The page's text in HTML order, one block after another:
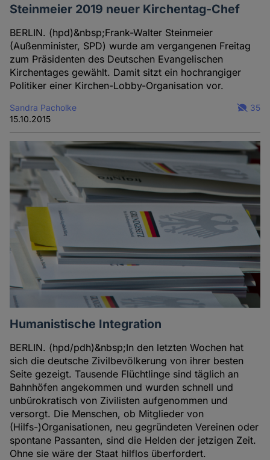
Steinmeier 2019 neuer Kirchentag-Chef
BERLIN. (hpd)&nbsp;Frank-Walter Steinmeier
(Außenminister, SPD) wurde am vergangenen Freitag
zum Präsidenten des Deutschen Evangelischen
Kirchentages gewählt. Damit sitzt ein hochrangiger
Politiker einer Kirchen-Lobby-Organisation vor.
Sandra Pacholke
15.10.2015
35
Humanistische Integration
BERLIN. (hpd/pdh)&nbsp;In den letzten Wochen hat
sich die deutsche Zivilbevölkerung von ihrer besten
Seite gezeigt. Tausende Flüchtlinge sind täglich an
Bahnhöfen angekommen und wurden schnell und
unbürokratisch von Zivilisten aufgenommen und
versorgt. Die Menschen, ob Mitglieder von
(Hilfs-)Organisationen, neu gegründeten Vereinen oder
spontane Passanten, sind die Helden der jetzigen Zeit.
Ohne sie wäre der Staat hilflos überfordert.